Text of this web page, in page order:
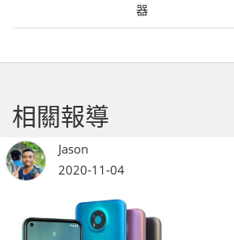
器
相關報導
Jason
2020-11-04